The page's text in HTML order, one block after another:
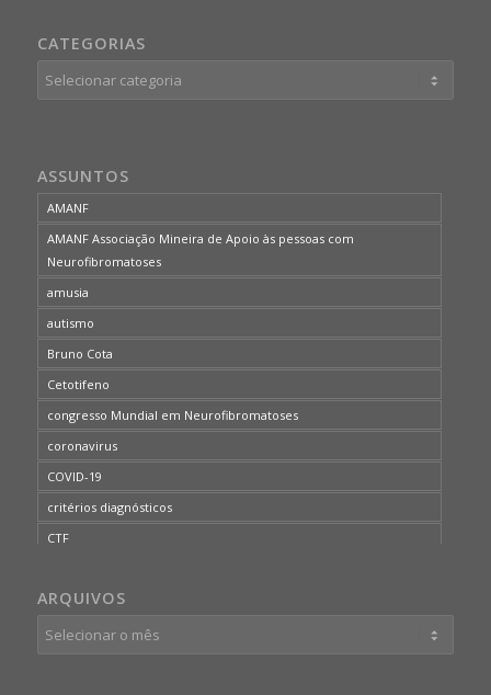
CATEGORIAS
Categorias
ASSUNTOS
AMANF
AMANF Associação Mineira de Apoio às pessoas com
Neurofibromatoses
amusia
autismo
Bruno Cota
Cetotifeno
congresso Mundial em Neurofibromatoses
coronavirus
COVID-19
critérios diagnósticos
CTF
desordem do processamento auditivo
diagnóstico
dificuldades cognitivas
ARQUIVOS